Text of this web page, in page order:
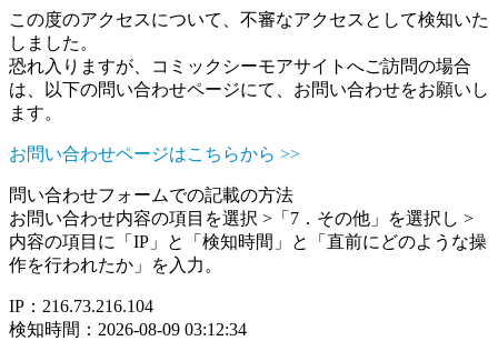
この度のアクセスについて、不審なアクセスとして検知いた
しました。
恐れ入りますが、コミックシーモアサイトへご訪問の場合
は、以下の問い合わせページにて、お問い合わせをお願いし
ます。
お問い合わせページはこちらから >>
問い合わせフォームでの記載の方法
お問い合わせ内容の項目を選択 >「7．その他」を選択し >
内容の項目に「IP」と「検知時間」と「直前にどのような操
作を行われたか」を入力。
IP：216.73.216.104
検知時間：2026-08-09 03:12:34